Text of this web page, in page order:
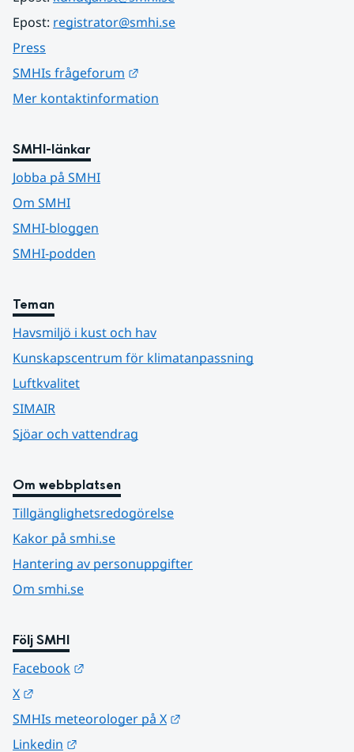
Epost: registrator@smhi.se
Press
SMHIs frågeforum
Mer kontaktinformation
SMHI-länkar
Jobba på SMHI
Om SMHI
SMHI-bloggen
SMHI-podden
Teman
Havsmiljö i kust och hav
Kunskapscentrum för klimatanpassning
Luftkvalitet
SIMAIR
Sjöar och vattendrag
Om webbplatsen
Tillgänglighetsredogörelse
Kakor på smhi.se
Hantering av personuppgifter
Om smhi.se
Följ SMHI
Facebook
X
SMHIs meteorologer på X
Linkedin